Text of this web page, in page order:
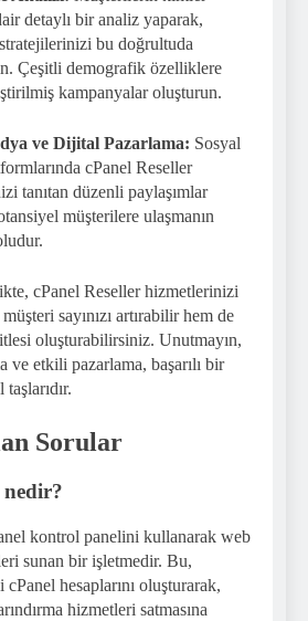
detaylı bir analiz yaparak,
bu doğrultuda
Çeşitli demografik özelliklere
kampanyalar oluşturun.
ve Dijital Pazarlama: Sosyal
cPanel Reseller
tanıtan düzenli paylaşımlar
müşterilere ulaşmanın
cPanel Reseller hizmetlerinizi
müşteri sayınızı artırabilir hem de
oluşturabilirsiniz. Unutmayın,
ve etkili pazarlama, başarılı bir
Sorular
nedir?
kontrol panelini kullanarak web
sunan bir işletmedir. Bu,
cPanel hesaplarını oluşturarak,
hizmetleri satmasına